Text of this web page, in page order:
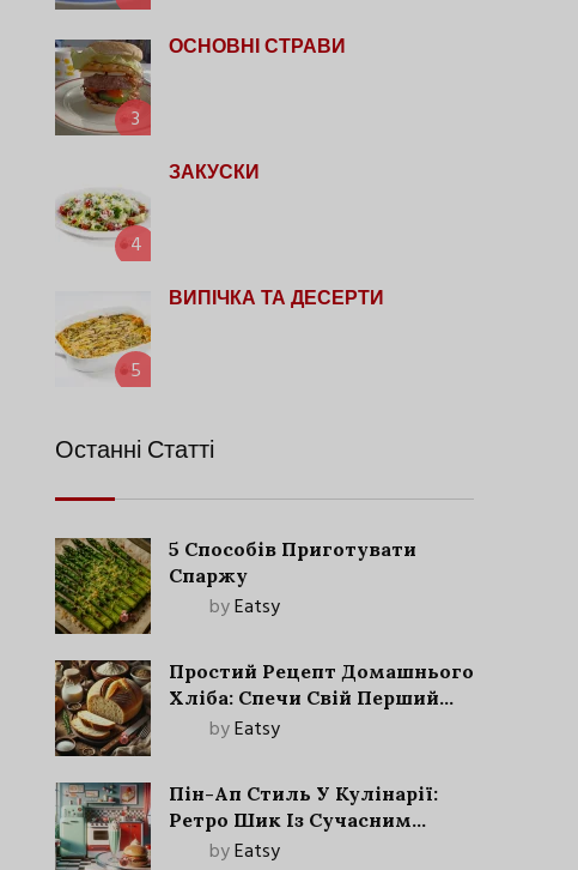
3
ОСНОВНІ СТРАВИ
4
ЗАКУСКИ
5
ВИПІЧКА ТА ДЕСЕРТИ
Останні Статті
5 Способів Приготувати
Спаржу
byEatsy
Простий Рецепт Домашнього
Хліба: Спечи Свій Перший
Запашний Хліб!
byEatsy
Пін-Ап Стиль У Кулінарії:
Ретро Шик Із Сучасним
Акцентом
byEatsy